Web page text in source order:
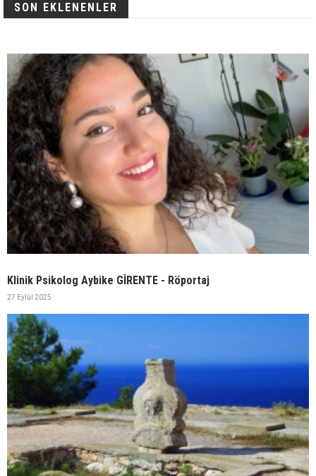
SON EKLENENLER
Klinik Psikolog Aybike GİRENTE - Röportaj
27 Eylül 2025